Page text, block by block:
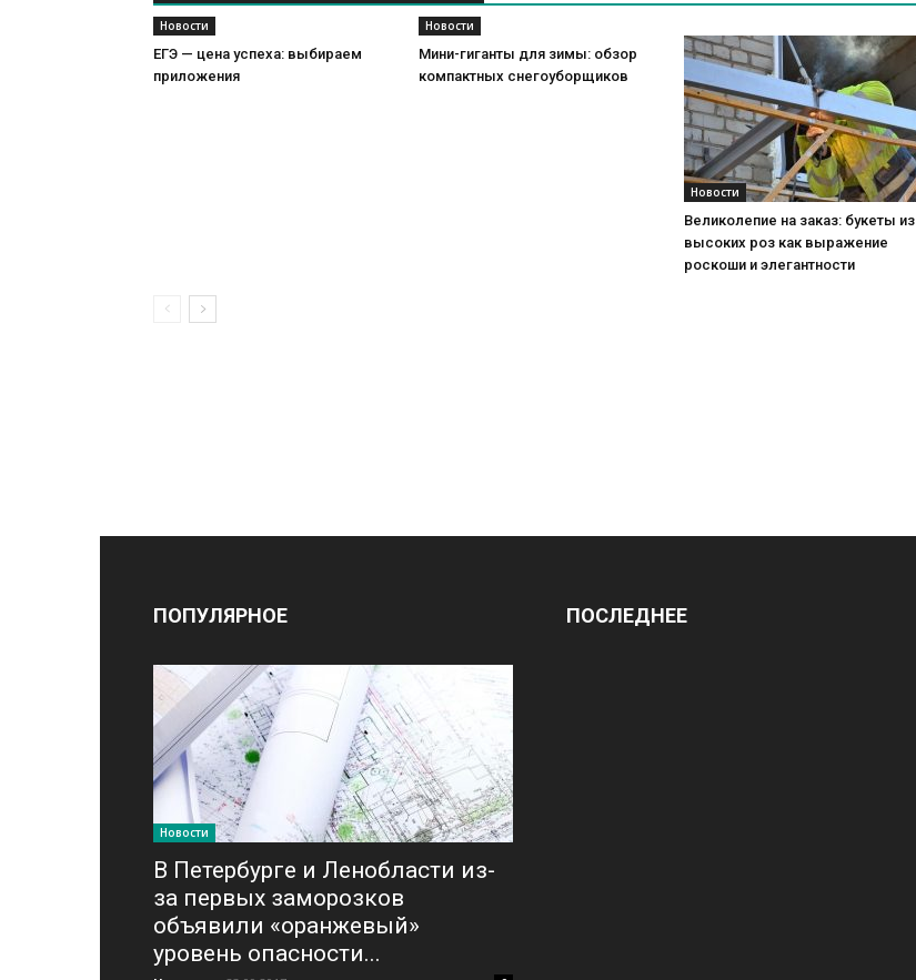
Новости
ЕГЭ — цена успеха: выбираем
приложения
Новости
Мини-гиганты для зимы: обзор
компактных снегоуборщиков
Новости
Великолепие на заказ: букеты из
высоких роз как выражение
роскоши и элегантности
ПОПУЛЯРНОЕ
Новости
В Петербурге и Ленобласти из-
за первых заморозков
объявили «оранжевый»
уровень опасности...
ПОСЛЕДНЕЕ